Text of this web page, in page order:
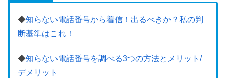
◆知らない電話番号から着信！出るべきか？私の判
断基準はこれ！
◆知らない電話番号を調べる3つの方法とメリット/
デメリット